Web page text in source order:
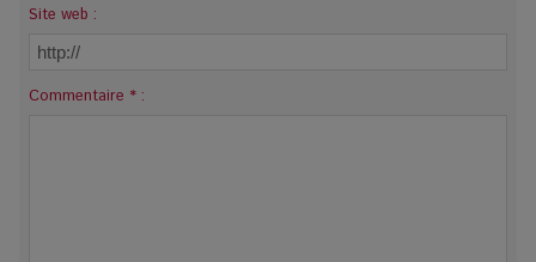
Site web :
Commentaire * :